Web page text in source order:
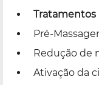
Tratamentos
Pré-
Redução de
Ativação da